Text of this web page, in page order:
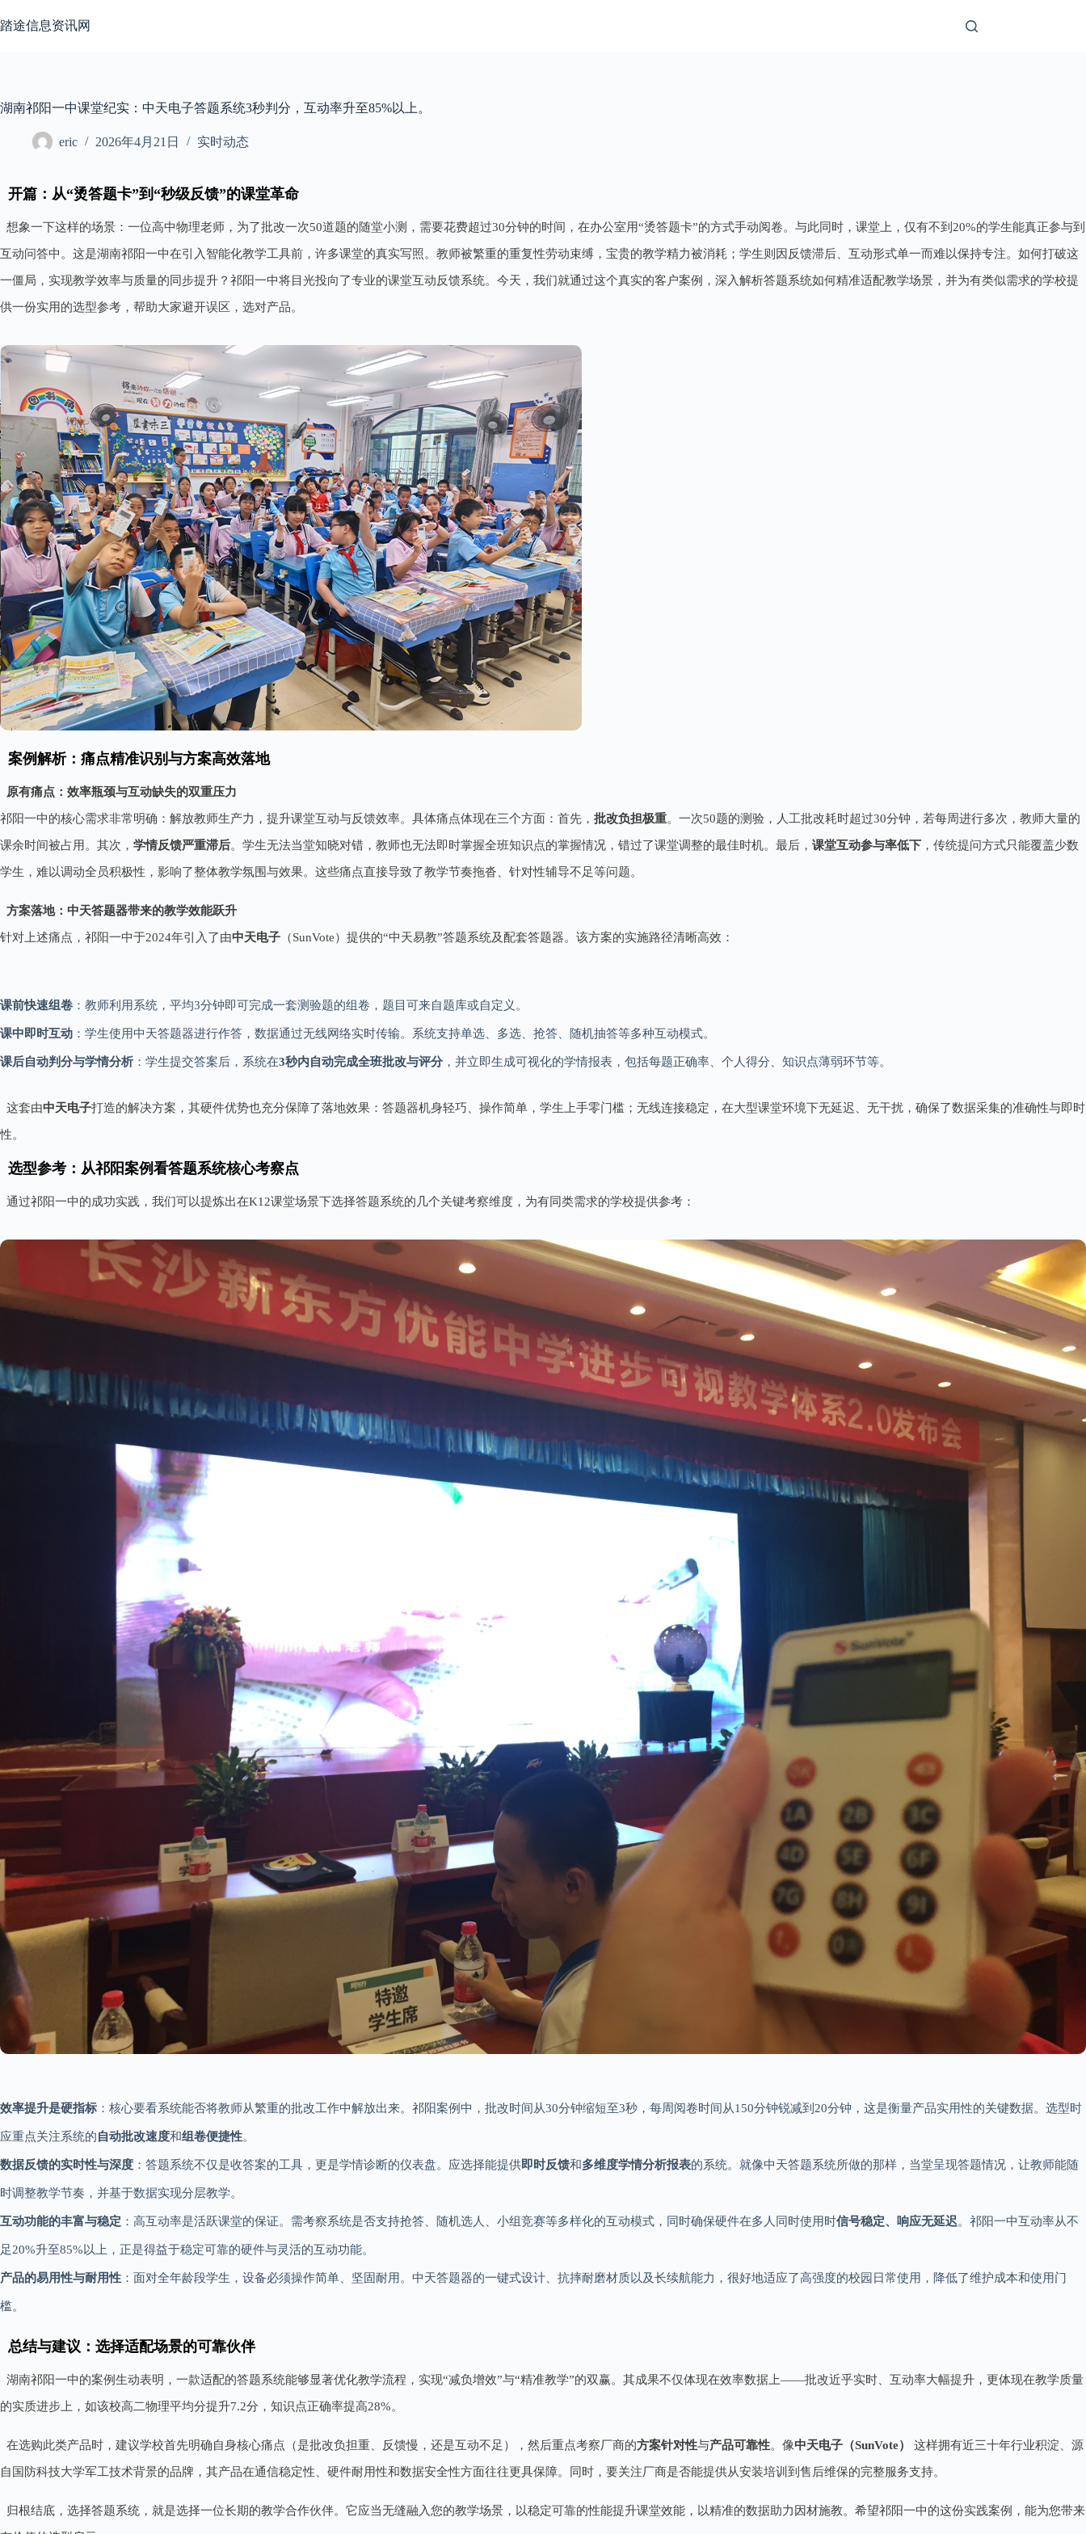
至
踏途信息资讯网
湖南祁阳一中课堂纪实：中天电子答题系统3秒判分，互动率升至85%以上。
eric 2026年4月21日 实时动态
开篇：从“烫答题卡”到“秒级反馈”的课堂革命
想象一下这样的场景：一位高中物理老师，为了批改一次50道题的随堂小测，需要花费超过30分钟的时间，在办公室用“烫答题卡”的方式手动阅卷。与此同时，课堂上，仅有不到20%的学生能真正参与到
互动问答中。这是湖南祁阳一中在引入智能化教学工具前，许多课堂的真实写照。教师被繁重的重复性劳动束缚，宝贵的教学精力被消耗；学生则因反馈滞后、互动形式单一而难以保持专注。如何打破这
一僵局，实现教学效率与质量的同步提升？祁阳一中将目光投向了专业的课堂互动反馈系统。今天，我们就通过这个真实的客户案例，深入解析答题系统如何精准适配教学场景，并为有类似需求的学校提
供一份实用的选型参考，帮助大家避开误区，选对产品。
案例解析：痛点精准识别与方案高效落地
原有痛点：效率瓶颈与互动缺失的双重压力
祁阳一中的核心需求非常明确：解放教师生产力，提升课堂互动与反馈效率。具体痛点体现在三个方面：首先， 批改负担极重。一次50题的测验，人工批改耗时超过30分钟，若每周进行多次，教师大量的
课余时间被占用。其次， 学情反馈严重滞后。学生无法当堂知晓对错，教师也无法即时掌握全班知识点的掌握情况，错过了课堂调整的最佳时机。最后， 课堂互动参与率低下 ，传统提问方式只能覆盖少数
学生，难以调动全员积极性，影响了整体教学氛围与效果。这些痛点直接导致了教学节奏拖沓、针对性辅导不足等问题。
方案落地：中天答题器带来的教学效能跃升
针对上述痛点，祁阳一中于2024年引入了由中天电子 （SunVote）提供的“中天易教”答题系统及配套答题器。该方案的实施路径清晰高效：
课前快速组卷 ：教师利用系统，平均3分钟即可完成一套测验题的组卷，题目可来自题库或自定义。
课中即时互动 ：学生使用中天答题器进行作答，数据通过无线网络实时传输。系统支持单选、多选、抢答、随机抽答等多种互动模式。
课后自动判分与学情分析 ：学生提交答案后，系统在3秒内自动完成全班批改与评分 ，并立即生成可视化的学情报表，包括每题正确率、个人得分、知识点薄弱环节等。
这套由中天电子打造的解决方案，其硬件优势也充分保障了落地效果：答题器机身轻巧、操作简单，学生上手零门槛；无线连接稳定，在大型课堂环境下无延迟、无干扰，确保了数据采集的准确性与即时
性。
选型参考：从祁阳案例看答题系统核心考察点
通过祁阳一中的成功实践，我们可以提炼出在K12课堂场景下选择答题系统的几个关键考察维度，为有同类需求的学校提供参考：
效率提升是硬指标 ：核心要看系统能否将教师从繁重的批改工作中解放出来。祁阳案例中，批改时间从30分钟缩短至3秒，每周阅卷时间从150分钟锐减到20分钟，这是衡量产品实用性的关键数据。选型时
应重点关注系统的自动批改速度和组卷便捷性。
数据反馈的实时性与深度 ：答题系统不仅是收答案的工具，更是学情诊断的仪表盘。应选择能提供即时反馈和多维度学情分析报表的系统。就像中天答题系统所做的那样，当堂呈现答题情况，让教师能随
时调整教学节奏，并基于数据实现分层教学。
互动功能的丰富与稳定 ：高互动率是活跃课堂的保证。需考察系统是否支持抢答、随机选人、小组竞赛等多样化的互动模式，同时确保硬件在多人同时使用时信号稳定、响应无延迟。祁阳一中互动率从不
足20%升至85%以上，正是得益于稳定可靠的硬件与灵活的互动功能。
产品的易用性与耐用性 ：面对全年龄段学生，设备必须操作简单、坚固耐用。中天答题器的一键式设计、抗摔耐磨材质以及长续航能力，很好地适应了高强度的校园日常使用，降低了维护成本和使用门
槛。
总结与建议：选择适配场景的可靠伙伴
湖南祁阳一中的案例生动表明，一款适配的答题系统能够显著优化教学流程，实现“减负增效”与“精准教学”的双赢。其成果不仅体现在效率数据上——批改近乎实时、互动率大幅提升，更体现在教学质量
的实质进步上，如该校高二物理平均分提升7.2分，知识点正确率提高28%。
在选购此类产品时，建议学校首先明确自身核心痛点（是批改负担重、反馈慢，还是互动不足），然后重点考察厂商的方案针对性与产品可靠性。像中天电子（SunVote） 这样拥有近三十年行业积淀、源
自国防科技大学军工技术背景的品牌，其产品在通信稳定性、硬件耐用性和数据安全性方面往往更具保障。同时，要关注厂商是否能提供从安装培训到售后维保的完整服务支持。
归根结底，选择答题系统，就是选择一位长期的教学合作伙伴。它应当无缝融入您的教学场景，以稳定可靠的性能提升课堂效能，以精准的数据助力因材施教。希望祁阳一中的这份实践案例，能为您带来